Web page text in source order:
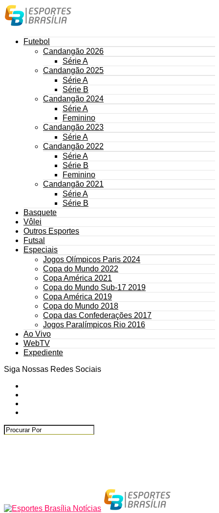
Futebol
Candangão 2026
Série A
Candangão 2025
Série A
Série B
Candangão 2024
Série A
Feminino
Candangão 2023
Série A
Candangão 2022
Série A
Série B
Feminino
Candangão 2021
Série A
Série B
Basquete
Vôlei
Outros Esportes
Futsal
Especiais
Jogos Olímpicos Paris 2024
Copa do Mundo 2022
Copa América 2021
Copa do Mundo Sub-17 2019
Copa América 2019
Copa do Mundo 2018
Copa das Confederações 2017
Jogos Paralímpicos Rio 2016
Ao Vivo
WebTV
Expediente
Siga Nossas Redes Sociais